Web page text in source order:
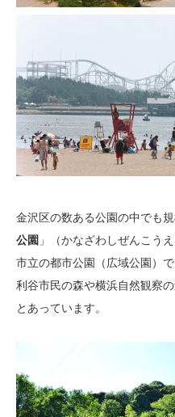
金沢区の数ある公園の中でも
公園 」（かなざわしぜんこう
市立の都市公園（広域公園）
利谷市民の森や横浜自然観察
とあっています。